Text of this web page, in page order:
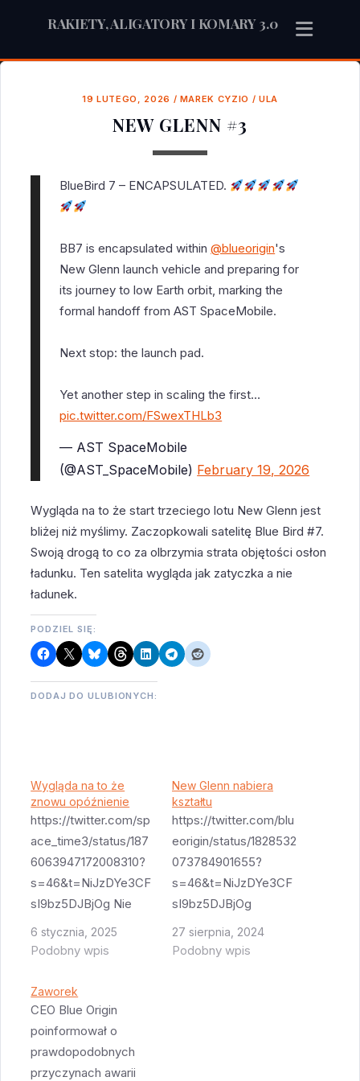
RAKIETY, ALIGATORY I KOMARY 3.0
19 LUTEGO, 2026 / MAREK CYZIO /ULA
NEW GLENN #3
BlueBird 7 – ENCAPSULATED.
BB7 is encapsulated within@blueorigin's
New Glenn launch vehicle and preparing for
its journey to low Earth orbit, marking the
formal handoff from AST SpaceMobile.
Next stop: the launch pad.
Yet another step in scaling the first…
pic.twitter.com/FSwexTHLb3
— AST SpaceMobile
(@AST_SpaceMobile) February 19, 2026
Wygląda na to że start trzeciego lotu New Glenn jest
bliżej niż myślimy. Zaczopkowali satelitę Blue Bird #7.
Swoją drogą to co za olbrzymia strata objętości osłon
ładunku. Ten satelita wygląda jak zatyczka a nie
ładunek.
PODZIEL SIĘ:
DODAJ DO ULUBIONYCH:
Wygląda na to że
znowu opóźnienie
https://twitter.com/sp
ace_time3/status/187
6063947172008310?
s=46&t=NiJzDYe3CF
sI9bz5DJBjOg Nie
wiem na ile to
potwierdzona
wygląda na to że New
Glenn przesuwa się na
piątek nad ranem.
6 stycznia, 2025
Podobny wpis
New Glenn nabiera
kształtu
https://twitter.com/blu
eorigin/status/1828532
073784901655?
s=46&t=NiJzDYe3CF
sI9bz5DJBjOg
Wygląda na to że
pierwszy stopień jest
27 sierpnia, 2024
Podobny wpis
Zaworek
CEO Blue Origin
poinformował o
prawdopodobnych
przyczynach awarii